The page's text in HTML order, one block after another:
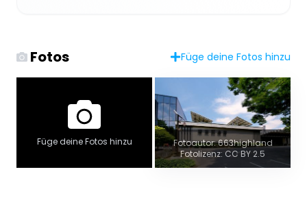
Fotos Füge deine Fotos hinzu
Füge deine Fotos hinzu
Fotoautor: 663highland
Fotolizenz: CC BY 2.5